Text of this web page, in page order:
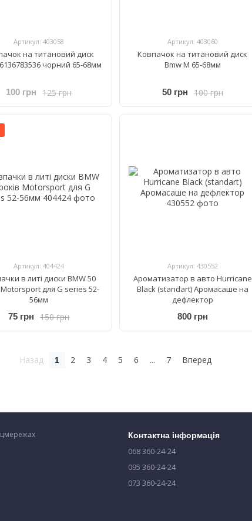
Артикул: 403058
на титановий диск
чорний 65-68мм
125 грн
100 грн
Артикул: 403060
Ковпачок на титановий диск
Bmw M 65-68мм
100 грн
50 грн
Артикул: 404424
в литі диски BMW 50
Motorsport для G series 52-
56мм
150 грн
75 грн
Артикул: 430552
Ароматизатор в авто Hurricane
Black (standart) Аромасаше на
дефлектор
800 грн
Назад 1 2 3 4 5 6 ... 7 Вперед
Контактна інформація
068 360-24-24
095 360-24-24
073 360-24-24